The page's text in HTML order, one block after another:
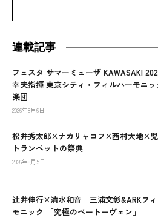
連載記事
フェスタ サマーミューザ KAWASAKI
幸夫指揮 東京シティ・フィルハーモニ
楽団
2026年8月6日
松井秀太郎×ナカリャコフ×西村大地×
トランペットの祭典
2026年8月5日
辻󠄀井伸行×清水和音 三浦文彰&ARKフ
モニック 「究極のベートーヴェン」